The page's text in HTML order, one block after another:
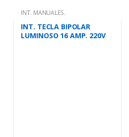
INT. MANUALES.
INT. TECLA BIPOLAR
LUMINOSO 16 AMP. 220V